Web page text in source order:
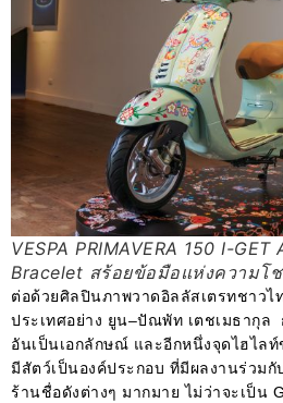
VESPA PRIMAVERA 150 I-
Bracelet สร้อยข้อมือแห่งความโ
ต่อด้วยศิลปินภาพวาดอิลลัสเตรทชาวไ
ประเทศอย่าง ยูน–ปัณพัท เตชเมธากุล
อันเป็นเอกลักษณ์ และอีกหนึ่งจุดไฮไล
มีสัตว์เป็นองค์ประกอบ ที่มีผลงานร่วม
ร้านชื่อดังต่างๆ มากมาย ไม่ว่าจะเป็น